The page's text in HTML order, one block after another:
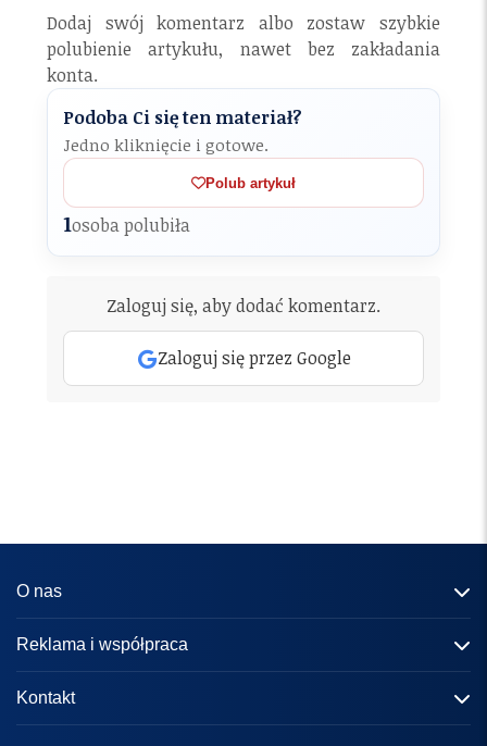
Dodaj swój komentarz albo zostaw szybkie
polubienie artykułu, nawet bez zakładania
konta.
Podoba Ci się ten materiał?
Jedno kliknięcie i gotowe.
Polub artykuł
1osoba polubiła
Zaloguj się, aby dodać komentarz.
Zaloguj się przez Google
O nas
Informacje o portalu
Kariera
Reklama i współpraca
Reklama
Kontakt